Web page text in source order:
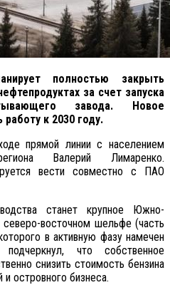
полностью закрыть
за счет запуска
завода. Новое
к 2030 году.
прямой линии с населением
Валерий Лимаренко.
вести совместно с ПАО
станет крупное Южно-
восточном шельфе (часть
в активную фазу намечен
что собственное
снизить стоимость бензина
островного бизнеса.